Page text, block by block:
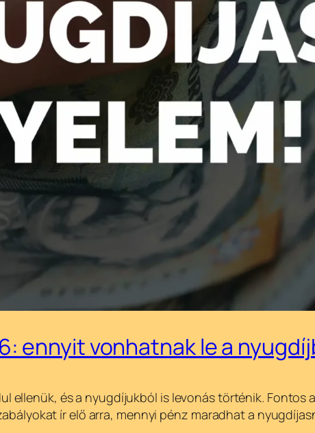
ennyit vonhatnak le a
ellenük, és a nyugdíjukból is levonás történik.
ír elő arra, mennyi pénz maradhat a